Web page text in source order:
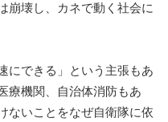
崩壊し、カネで動く社会に
にできる」という主張もあ
療機関、自治体消防もあ
ないことをなぜ自衛隊に依